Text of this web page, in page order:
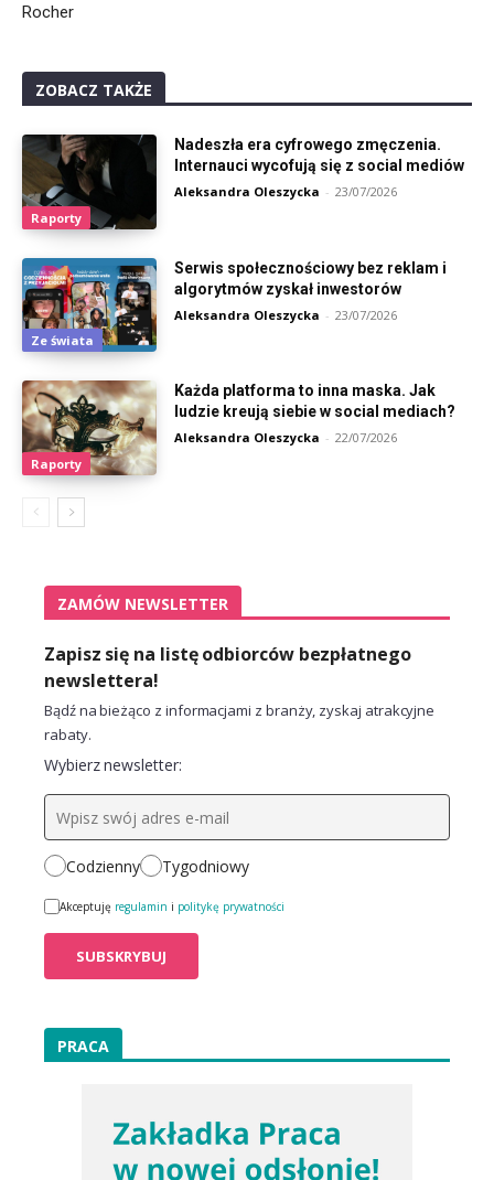
Rocher
ZOBACZ TAKŻE
Raporty
Nadeszła era cyfrowego zmęczenia.
Internauci wycofują się z social mediów
Aleksandra Oleszycka - 23/07/2026
Ze świata
Serwis społecznościowy bez reklam i
algorytmów zyskał inwestorów
Aleksandra Oleszycka - 23/07/2026
Raporty
Każda platforma to inna maska. Jak
ludzie kreują siebie w social mediach?
Aleksandra Oleszycka - 22/07/2026
ZAMÓW NEWSLETTER
Zapisz się na listę odbiorców bezpłatnego
newslettera!
Bądź na bieżąco z informacjami z branży, zyskaj atrakcyjne
rabaty.
Wybierz newsletter:
Codzienny Tygodniowy
Akceptuję regulamin i politykę prywatności
PRACA